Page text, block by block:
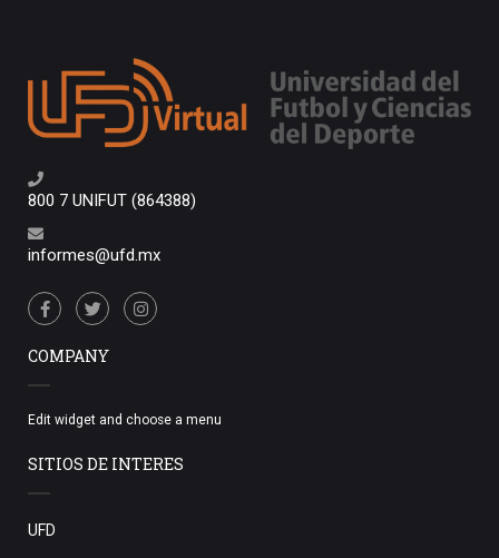
800 7 UNIFUT (864388)
informes@ufd.mx
COMPANY
Edit widget and choose a menu
SITIOS DE INTERES
UFD